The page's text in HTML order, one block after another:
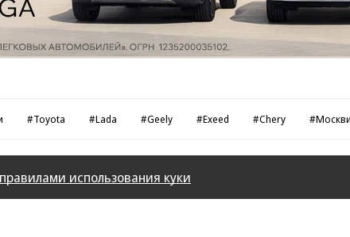
#Toyota #Lada #Geely #Exeed #Chery
правилами использования куки